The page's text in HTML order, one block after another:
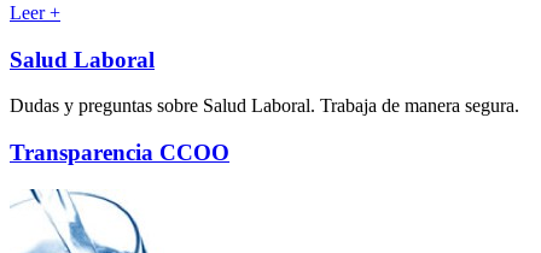
Leer +
Salud Laboral
Dudas y preguntas sobre Salud Laboral. Trabaja de manera segura.
Transparencia CCOO